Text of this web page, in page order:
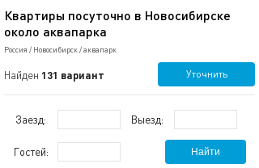
Квартиры посуточно в Новосибирске
около аквапарка
Россия / Новосибирск/аквапарк
Найден 131 вариант Уточнить
Заезд: Выезд:
Гостей: Найти